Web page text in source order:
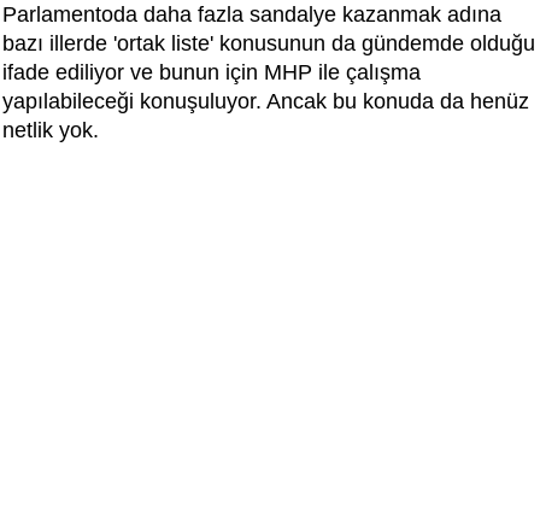
Parlamentoda daha fazla sandalye kazanmak adına
bazı illerde 'ortak liste' konusunun da gündemde olduğu
ifade ediliyor ve bunun için MHP ile çalışma
yapılabileceği konuşuluyor. Ancak bu konuda da henüz
netlik yok.